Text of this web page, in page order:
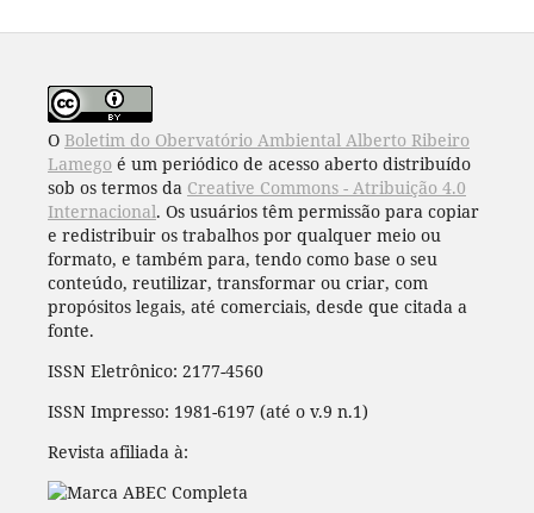
O Boletim do Obervatório Ambiental Alberto Ribeiro
Lamego é um periódico de acesso aberto distribuído
sob os termos da Creative Commons - Atribuição 4.0
Internacional. Os usuários têm permissão para copiar
e redistribuir os trabalhos por qualquer meio ou
formato, e também para, tendo como base o seu
conteúdo, reutilizar, transformar ou criar, com
propósitos legais, até comerciais, desde que citada a
fonte.
ISSN Eletrônico: 2177-4560
ISSN Impresso: 1981-6197 (até o v.9 n.1)
Revista afiliada à: